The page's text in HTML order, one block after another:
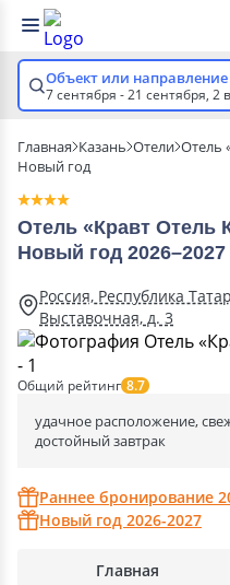
Объект или направление
7 сентября - 21 сентября, 2
Главная Казань Отели Отель
Новый год
Отель «Кравт Отель
Новый год 2026–2027
Россия, Республика
Выставочная, д. 3
Общий рейтинг 8.7
удачное расположение,
достойный завтрак
Раннее бронирование
Новый год 2026-2027
Главная